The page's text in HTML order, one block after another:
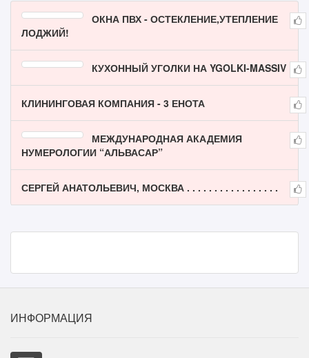
ОКНА ПВХ - ОСТЕКЛЕНИЕ,УТЕПЛЕНИЕ
ЛОДЖИЙ!
КУХОННЫЙ УГОЛКИ НА YGOLKI-MASSIV
КЛИНИНГОВАЯ КОМПАНИЯ - 3 ЕНОТА
МЕЖДУНАРОДНАЯ АКАДЕМИЯ
НУМЕРОЛОГИИ “АЛЬВАСАР”
СЕРГЕЙ АНАТОЛЬЕВИЧ, МОСКВА . . . . . . . . . . . . . . . . .
ИНФОРМАЦИЯ